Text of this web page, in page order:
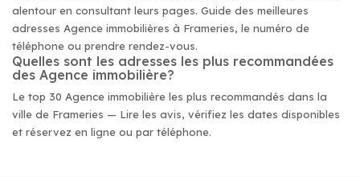
alentour en consultant leurs pages. Guide des meilleures
adresses Agence immobilières à Frameries, le numéro de
téléphone ou prendre rendez-vous.
Quelles sont les adresses les plus recommandées
des Agence immobilière?
Le top 30 Agence immobilière les plus recommandés dans la
ville de Frameries — Lire les avis, vérifiez les dates disponibles
et réservez en ligne ou par téléphone.